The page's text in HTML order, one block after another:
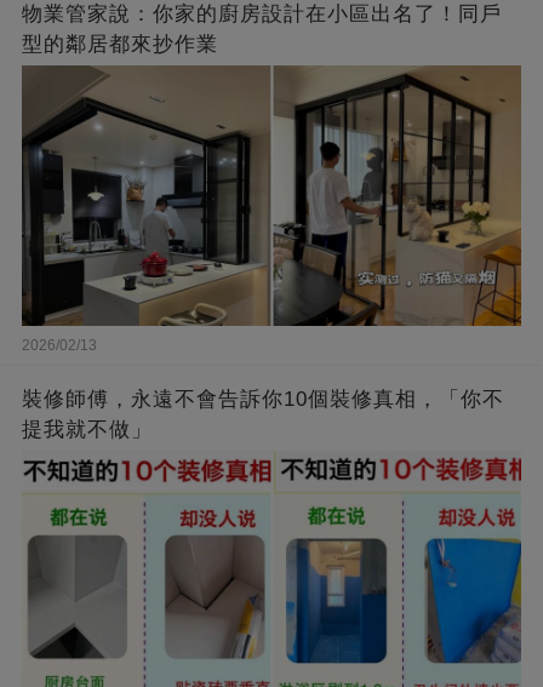
物業管家說：你家的廚房設計在小區出名了！同戶
型的鄰居都來抄作業
2026/02/13
裝修師傅，永遠不會告訴你10個裝修真相，「你不
提我就不做」